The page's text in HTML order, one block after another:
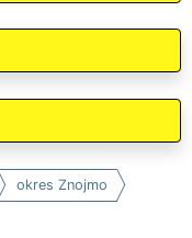
okres Znojmo